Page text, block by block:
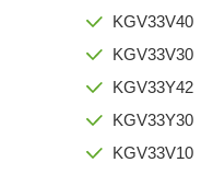
KGV33V40
KGV33V30
KGV33Y42
KGV33Y30
KGV33V10